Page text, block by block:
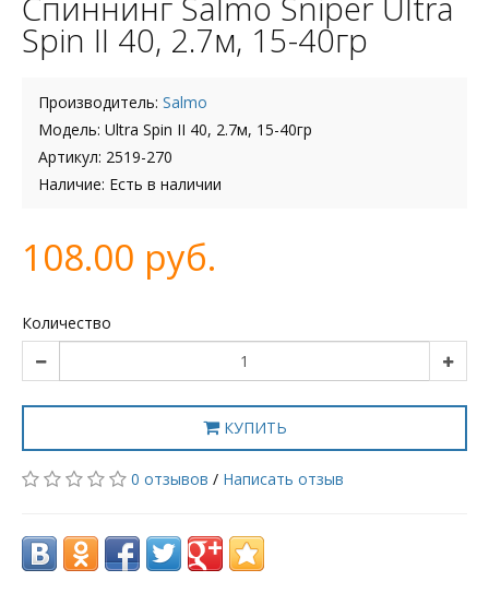
Spin II 40, 2.7м, 15-40гр
Производитель: Salmo
Модель: Ultra Spin II 40, 2.7м, 15-40гр
Артикул: 2519-270
Наличие: Есть в наличии
108.00 руб.
Количество
КУПИТЬ
0 отзывов / Написать отзыв